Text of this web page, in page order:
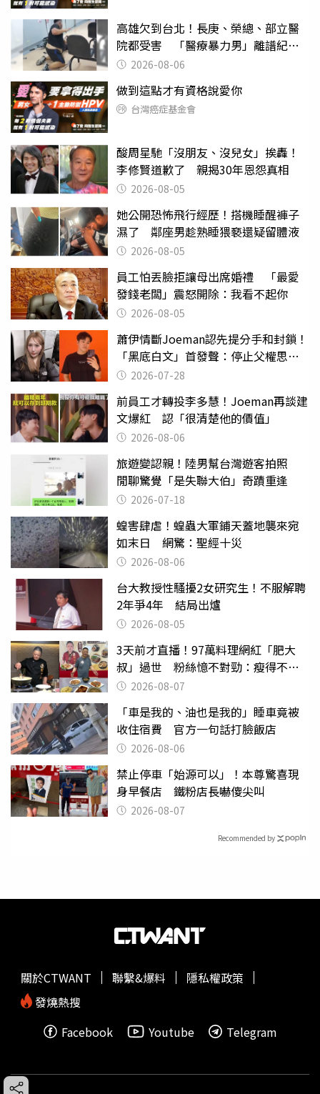
高雄欠到台北！長庚、榮總、部立醫
院都受害 「醫療暴力男」離譜紀錄
曝光2026-08-06
做到這點才有資格說愛你
台灣癌症基金會
酸周星馳「沒朋友、沒兒女」挨轟！
李修賢道歉了 親揭30年恩怨真相
2026-08-05
她公開恐怖飛行經歷！搭機睡醒褲子
濕了 鄰座男趁熟睡猥褻還疑留體液
2026-08-05
員工怕丟臉拒讓母出席婚禮 「最愛
發錢老闆」震怒開除：我看不起你
2026-08-05
蕭伊情斷Joeman認先提分手和封鎖！
「黑底白文」首發聲：停止父權思維
物化女性
2026-07-28
前員工才轉投李多慧！Joeman再談建
文爆紅 認「很清楚他的價值」
2026-08-06
旅遊變認親！陸男幫台灣遊客拍照
閒聊驚覺「是失聯大伯」奇蹟重逢
2026-07-18
蝗害肆虐！蝗蟲大軍鋪天蓋地襲來宛
如末日 網驚：聖經十災
2026-08-06
台大教授性騷擾2女研究生！不服解聘
2年爭4年 結局出爐
2026-08-05
3天前才直播！97萬料理網紅「肥大
叔」過世 粉絲憶不對勁：瘦得不合
理 2026-08-07
「車是我的、油也是我的」睡車竟被
收住宿費 官方一句話打臉飯店
2026-08-06
禁止停車「始源可以」！本尊驚喜現
身早餐店 鐵粉店長嚇傻尖叫
2026-08-07
Recommended by
關於CTWANT 聯繫&爆料
隱私權政策
發燒熱搜
Facebook
Youtube Telegram